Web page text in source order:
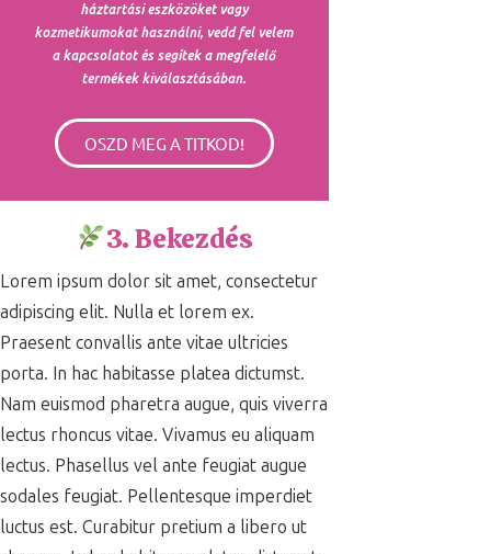
háztartási eszközöket vagy
kozmetikumokat használni, vedd fel velem
a kapcsolatot és segítek a megfelelő
termékek kiválasztásában.
OSZD MEG A TITKOD!
3. Bekezdés
Lorem ipsum dolor sit amet, consectetur
adipiscing elit. Nulla et lorem ex.
Praesent convallis ante vitae ultricies
porta. In hac habitasse platea dictumst.
Nam euismod pharetra augue, quis viverra
lectus rhoncus vitae. Vivamus eu aliquam
lectus. Phasellus vel ante feugiat augue
sodales feugiat. Pellentesque imperdiet
luctus est. Curabitur pretium a libero ut